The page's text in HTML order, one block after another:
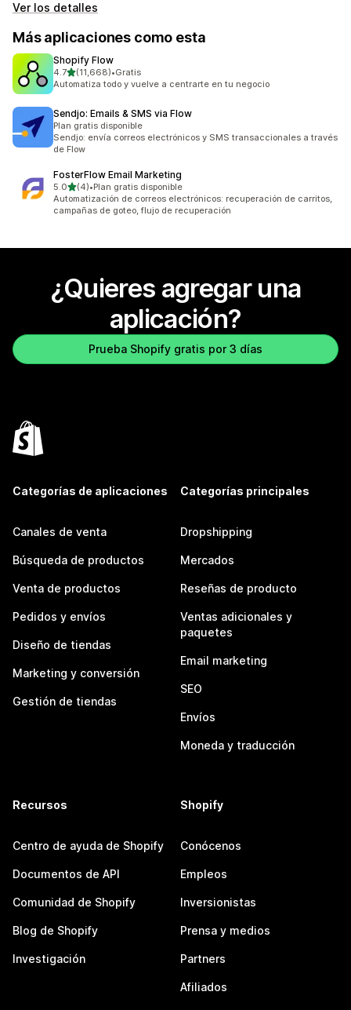
Ver los detalles
Más aplicaciones como esta
Shopify Flow
4.7de 5 estrellas
(11,668)
11668 reseñas en total
•Gratis
Automatiza todo y vuelve a centrarte en tu negocio
Sendjo: Emails & SMS via Flow
Plan gratis disponible
Sendjo: envía correos electrónicos y SMS transaccionales a través
de Flow
FosterFlow Email Marketing
5.0de 5 estrellas
(4)
4 reseñas en total
•Plan gratis disponible
Automatización de correos electrónicos: recuperación de carritos,
campañas de goteo, flujo de recuperación
¿Quieres agregar una
aplicación?
Prueba Shopify gratis por 3 días
Categorías de aplicaciones
Canales de venta
Búsqueda de productos
Venta de productos
Pedidos y envíos
Diseño de tiendas
Marketing y conversión
Gestión de tiendas
Categorías principales
Dropshipping
Mercados
Reseñas de producto
Ventas adicionales y
paquetes
Email marketing
SEO
Envíos
Moneda y traducción
Recursos
Centro de ayuda de Shopify
Documentos de API
Comunidad de Shopify
Blog de Shopify
Investigación
Shopify
Conócenos
Empleos
Inversionistas
Prensa y medios
Partners
Afiliados